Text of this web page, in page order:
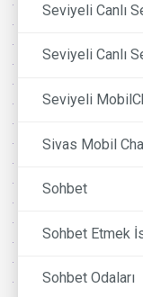
Seviyeli Canlı
Seviyeli Canlı
Seviyeli
Sivas Mobil
Sohbet
Sohbet Etmek
Sohbet Odaları